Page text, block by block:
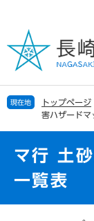
の
で
す
ー
ば
し
現在地 トップページ
害ハザードマ
マ行 土
一覧表